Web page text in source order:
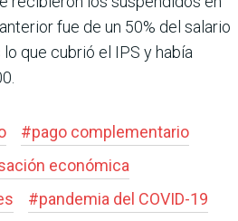
fue de un 50% del salario
que cubrió el IPS y había
#pago complementario
económica
#pandemia del COVID-19